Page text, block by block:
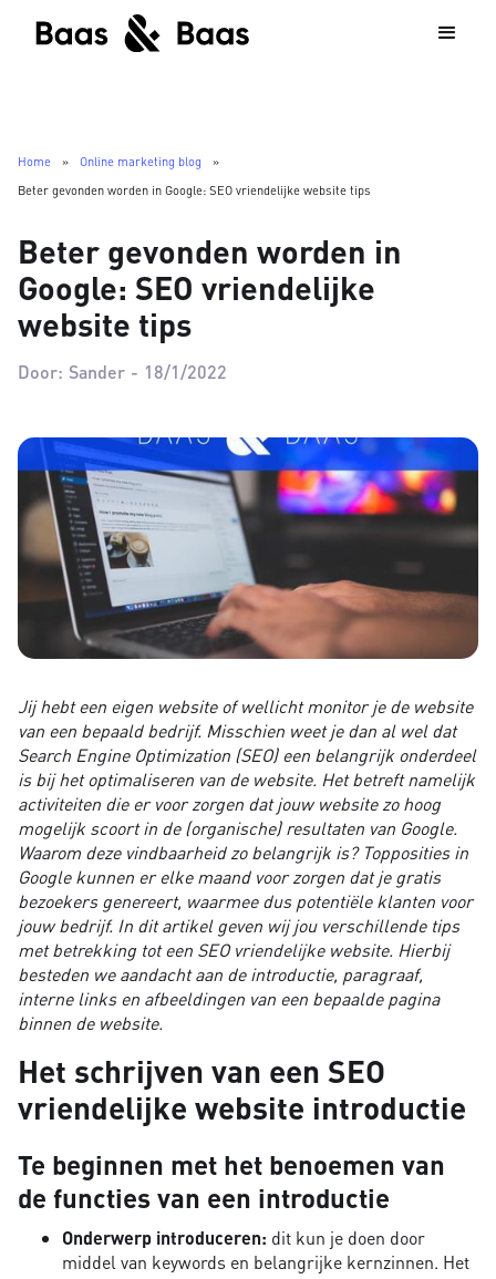
Home » Online marketing blog
»
Beter gevonden worden in Google: SEO vriendelijke website tips
Beter gevonden worden in
Google: SEO vriendelijke
website tips
Door: Sander - 18/1/2022
Jij hebt een eigen website of wellicht monitor je de website
van een bepaald bedrijf. Misschien weet je dan al wel dat
Search Engine Optimization (SEO) een belangrijk onderdeel
is bij het optimaliseren van de website. Het betreft namelijk
activiteiten die er voor zorgen dat jouw website zo hoog
mogelijk scoort in de (organische) resultaten van Google.
Waarom deze vindbaarheid zo belangrijk is? Topposities in
Google kunnen er elke maand voor zorgen dat je gratis
bezoekers genereert, waarmee dus potentiële klanten voor
jouw bedrijf. In dit artikel geven wij jou verschillende tips
met betrekking tot een SEO vriendelijke website. Hierbij
besteden we aandacht aan de introductie, paragraaf,
interne links en afbeeldingen van een bepaalde pagina
binnen de website.
Het schrijven van een SEO
vriendelijke website introductie
Te beginnen met het benoemen van
de functies van een introductie
Onderwerp introduceren: dit kun je doen door
middel van keywords en belangrijke kernzinnen. Het